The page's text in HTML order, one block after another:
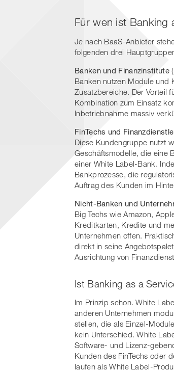
Für wen ist Banking
Je nach BaaS-Anbieter
folgenden drei
Banken und Finanzinstitute
Banken nutzen Module und
Zusatzbereiche. Der Vorteil
Kombination zum Einsatz
Inbetriebnahme massiv
FinTechs und
Diese Kundengruppe nutzt
Geschäftsmodelle, die eine
einer White Label-Bank.
Bankprozesse, die
Auftrag des Kunden im
Nicht-Banken und
Big Techs wie Amazon,
Kreditkarten, Kredite und
Unternehmen offen.
direkt in seine
Ausrichtung von
Ist Banking as a
Im Prinzip schon. White
anderen Unternehmen
stellen, die als Einzel-
kein Unterschied. White
Software- und Lizenz-
Kunden des FinTechs oder
laufen als White Label-